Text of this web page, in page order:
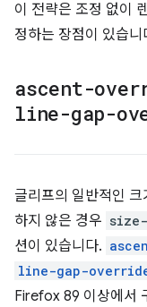
이 전략은 조정 없이
정하는 장점이 있습니
ascent-
line-gap-
글리프의 일반적인
하지 않은 경우
션이 있습니다.
line-gap-
Firefox 89 이상에서